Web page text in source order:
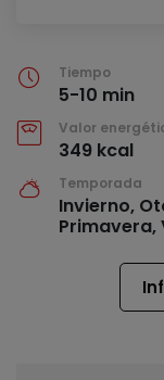
Tiempo
5-10 min
Valor
349 kcal
Temporada
Invierno,
Primavera,